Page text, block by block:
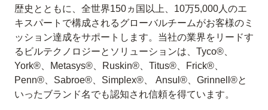
歴史とともに、全世界150ヵ国以上、10万5,000人のエ
キスパートで構成されるグローバルチームがお客様のミ
ッション達成をサポートします。当社の業界をリードす
るビルテクノロジーとソリューションは、Tyco®、
York®、Metasys®、Ruskin®、Titus®、Frick®、
Penn®、Sabroe®、Simplex®、 Ansul®、Grinnell®と
いったブランド名でも認知され信頼を得ています。